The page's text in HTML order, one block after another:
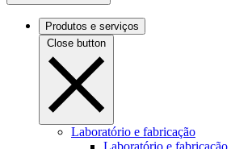
Produtos e serviços
Close button
Laboratório e fabricação